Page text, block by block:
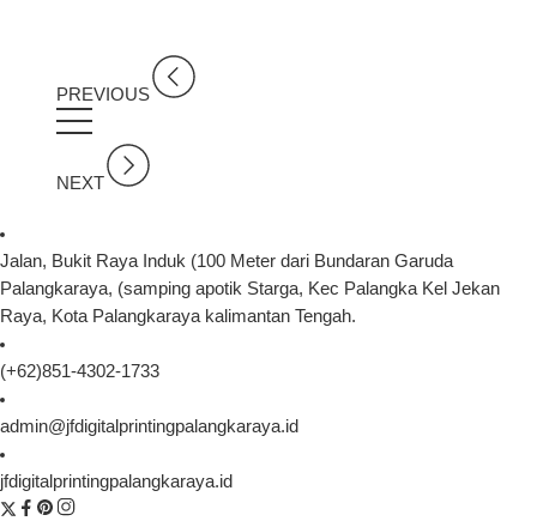
PREVIOUS
NEXT
Jalan, Bukit Raya Induk (100 Meter dari Bundaran Garuda
Palangkaraya, (samping apotik Starga, Kec Palangka Kel Jekan
Raya, Kota Palangkaraya kalimantan Tengah.
(+62)851-4302-1733
admin@jfdigitalprintingpalangkaraya.id
jfdigitalprintingpalangkaraya.id